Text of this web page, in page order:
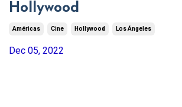
Hollywood
Américas Cine Hollywood Los Ángeles
Dec 05, 2022